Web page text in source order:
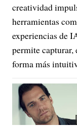
creatividad
herramientas
experiencias de
permite
forma más